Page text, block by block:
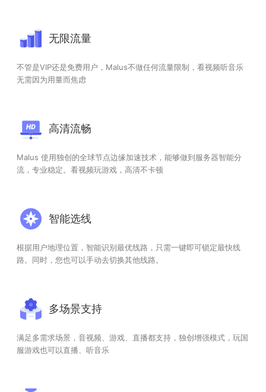
无限流量
不管是VIP还是免费用户，Malus不做任何流量限制，看视频听音乐
无需因为用量而焦虑
高清流畅
Malus 使用独创的全球节点边缘加速技术，能够做到服务器智能分
流，专业稳定。看视频玩游戏，高清不卡顿
智能选线
根据用户地理位置，智能识别最优线路，只需一键即可锁定最快线
路。同时，您也可以手动去切换其他线路。
多场景支持
满足多需求场景，音视频、游戏、直播都支持，独创增强模式，玩国
服游戏也可以直播、听音乐